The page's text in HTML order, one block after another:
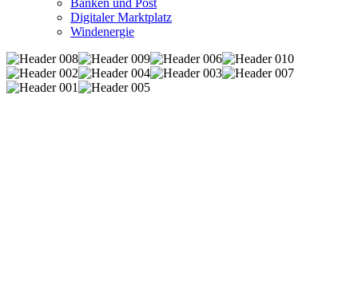
Banken und Post
Digitaler Marktplatz
Windenergie